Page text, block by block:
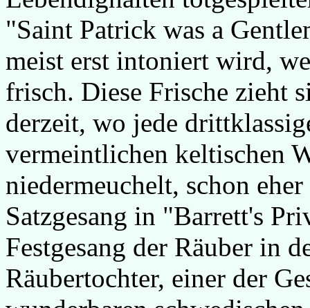
"Saint Patrick was a
meist erst intoniert wird,
frisch. Diese Frische zieht
derzeit, wo jede
vermeintlichen keltischen
niedermeuchelt, schon
Satzgesang in "Barrett's
Festgesang der Räuber in
Räubertochter, einer der